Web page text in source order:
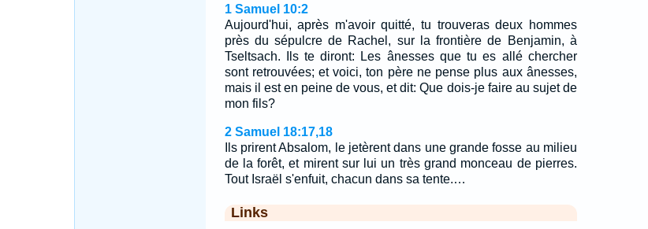
1 Samuel 10:2
Aujourd'hui, après m'avoir quitté, tu trouveras deux hommes
près du sépulcre de Rachel, sur la frontière de Benjamin, à
Tseltsach. Ils te diront: Les ânesses que tu es allé chercher
sont retrouvées; et voici, ton père ne pense plus aux ânesses,
mais il est en peine de vous, et dit: Que dois-je faire au sujet de
mon fils?
2 Samuel 18:17,18
Ils prirent Absalom, le jetèrent dans une grande fosse au milieu
de la forêt, et mirent sur lui un très grand monceau de pierres.
Tout Israël s'enfuit, chacun dans sa tente.…
Links